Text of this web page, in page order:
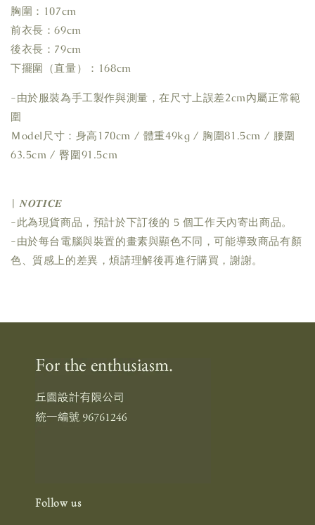
胸圍：107cm
前衣長：69cm
後衣長：79cm
下擺圍（直量）：168cm
-由於服裝為手工製作與測量，在尺寸上誤差2cm內屬正常範
圍
Ｍodel尺寸：身高170cm / 體重49kg / 胸圍81.5cm / 腰圍
63.5cm / 臀圍91.5cm
| 𝑵𝑶𝑻𝑰𝑪𝑬
-此為現貨商品，預計於下訂後的 5 個工作天內寄出商品。
-由於每台電腦與裝置的畫素與顯色不同，可能導致商品有顏
色、質感上的差異，煩請理解後再進行購買，謝謝。
Follow us